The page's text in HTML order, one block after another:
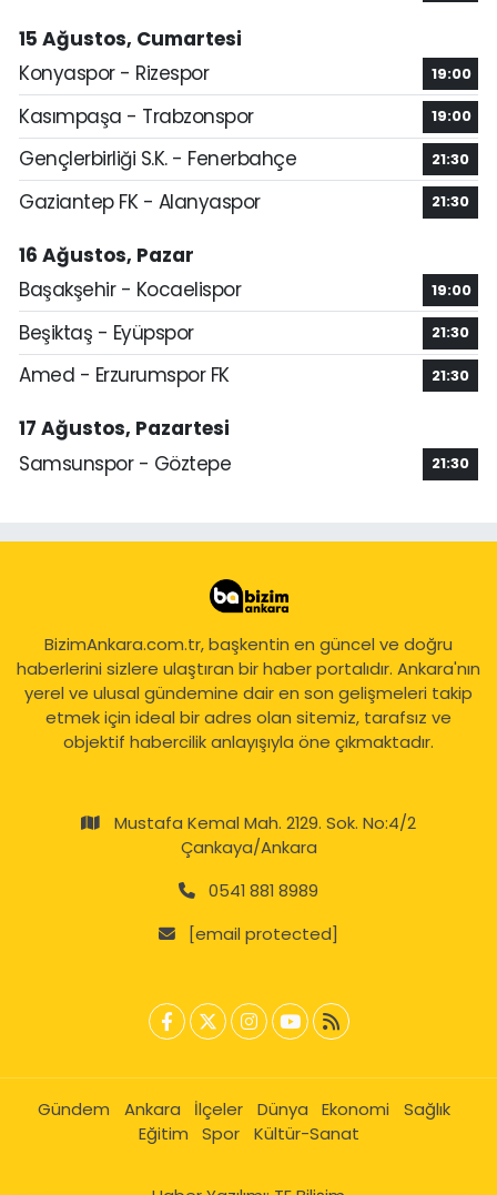
15 Ağustos, Cumartesi
Konyaspor - Rizespor
19:00
Kasımpaşa - Trabzonspor 19:00
Gençlerbirliği S.K. - Fenerbahçe 21:30
Gaziantep FK - Alanyaspor 21:30
16 Ağustos, Pazar
Başakşehir - Kocaelispor
19:00
Beşiktaş - Eyüpspor 21:30
Amed - Erzurumspor FK 21:30
17 Ağustos, Pazartesi
Samsunspor - Göztepe
21:30
BizimAnkara.com.tr, başkentin en güncel ve doğru
haberlerini sizlere ulaştıran bir haber portalıdır. Ankara'nın
yerel ve ulusal gündemine dair en son gelişmeleri takip
etmek için ideal bir adres olan sitemiz, tarafsız ve
objektif habercilik anlayışıyla öne çıkmaktadır.
Mustafa Kemal Mah. 2129. Sok. No:4/2
Çankaya/Ankara
0541 881 8989
[email protected]
Gündem Ankara İlçeler Dünya Ekonomi
Sağlık
Eğitim
Spor Kültür-Sanat